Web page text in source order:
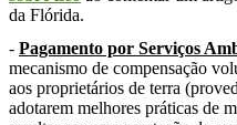
da Flórida.
- Pagamento por Serviços
mecanismo de compensação
aos proprietários de terra
adotarem melhores práticas de